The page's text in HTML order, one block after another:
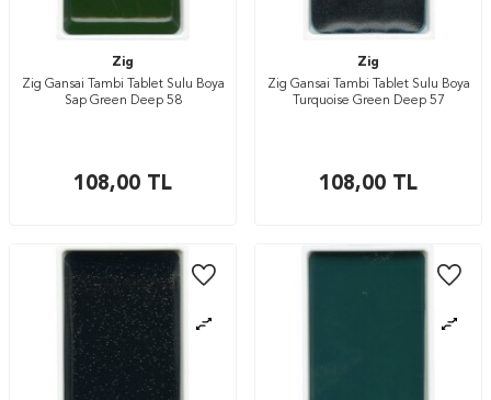
Zig
Zig Gansai Tambi Tablet Sulu Boya
Sap Green Deep 58
108,00 TL
Zig
Zig Gansai Tambi Tablet Sulu Boya
Turquoise Green Deep 57
108,00 TL